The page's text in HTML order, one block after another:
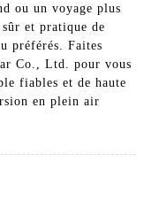
ou un voyage plus
et pratique de
préférés. Faites
Co., Ltd. pour vous
fiables et de haute
en plein air